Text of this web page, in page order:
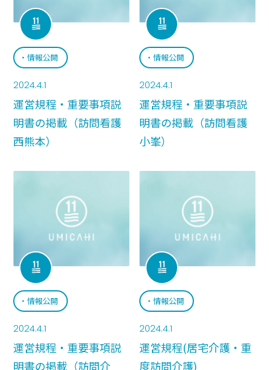
情報公開
2024.4.1
運営規程・重要事項説
明書の掲載（訪問看護
西熊本）
情報公開
2024.4.1
運営規程・重要事項説
明書の掲載（訪問看護
小峯）
情報公開
2024.4.1
運営規程・重要事項説
明書の掲載（訪問介
情報公開
2024.4.1
運営規程(居宅介護・重
度訪問介護)